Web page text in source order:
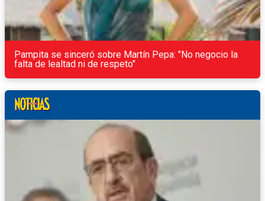
Pampita se sinceró sobre Martín Pepa: "No negocio la
falta de lealtad ni de respeto"